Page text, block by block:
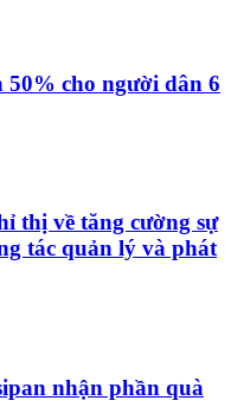
50% cho người dân 6
thị về tăng cường sự
tác quản lý và phát
nhận phần quà